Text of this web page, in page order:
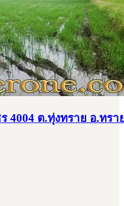
ต.ทุ่งทราย อ.ทรา